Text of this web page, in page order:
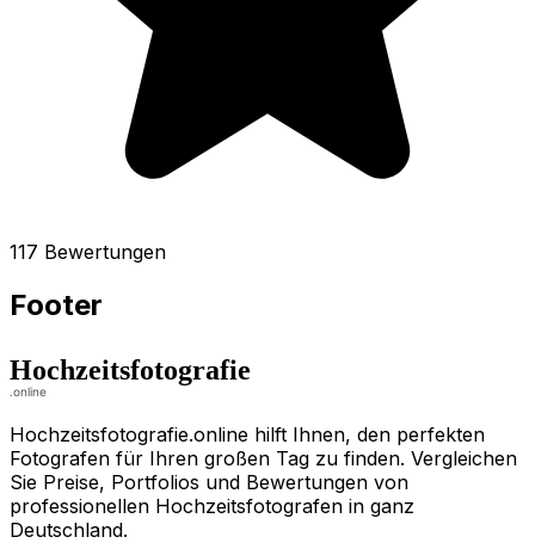
117 Bewertungen
Footer
Hochzeitsfotografie.online hilft Ihnen, den perfekten
Fotografen für Ihren großen Tag zu finden. Vergleichen
Sie Preise, Portfolios und Bewertungen von
professionellen Hochzeitsfotografen in ganz
Deutschland.